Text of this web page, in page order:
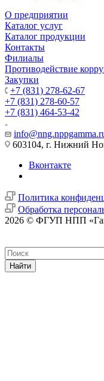
О предприятии
Каталог услуг
Каталог продукции
Контакты
Филиалы
Противодействие
Закупки
+7 (831) 278-62-67
+7 (831) 278-60-57
+7 (831) 464-53-42
603104, г. Нижний
Вконтакте
Политика
Обработка
2026 © ФГУП НПП
Найти